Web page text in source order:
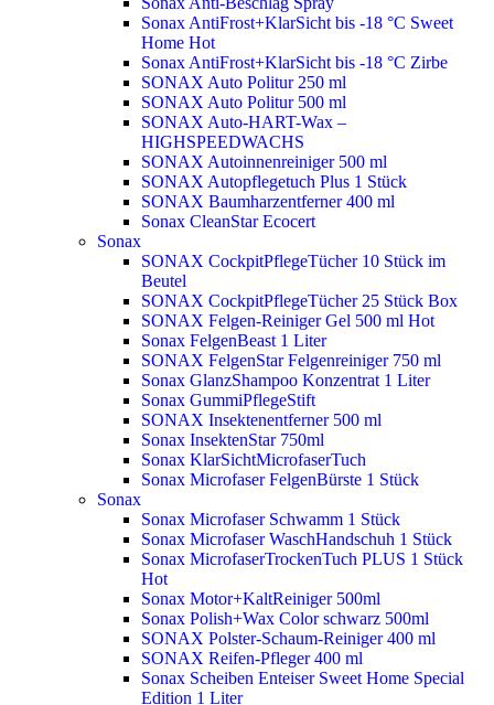
Sonax AntiFrost+KlarSicht bis -18 °C Sweet
Home Hot
Sonax AntiFrost+KlarSicht bis -18 °C Zirbe
SONAX Auto Politur 250 ml
SONAX Auto Politur 500 ml
SONAX Auto-HART-Wax –
HIGHSPEEDWACHS
SONAX Autoinnenreiniger 500 ml
SONAX Autopflegetuch Plus 1 Stück
SONAX Baumharzentferner 400 ml
Sonax CleanStar Ecocert
Sonax
SONAX CockpitPflegeTücher 10 Stück im
Beutel
SONAX CockpitPflegeTücher 25 Stück Box
SONAX Felgen-Reiniger Gel 500 ml Hot
Sonax FelgenBeast 1 Liter
SONAX FelgenStar Felgenreiniger 750 ml
Sonax GlanzShampoo Konzentrat 1 Liter
Sonax GummiPflegeStift
SONAX Insektenentferner 500 ml
Sonax InsektenStar 750ml
Sonax KlarSichtMicrofaserTuch
Sonax Microfaser FelgenBürste 1 Stück
Sonax
Sonax Microfaser Schwamm 1 Stück
Sonax Microfaser WaschHandschuh 1 Stück
Sonax MicrofaserTrockenTuch PLUS 1 Stück
Hot
Sonax Motor+KaltReiniger 500ml
Sonax Polish+Wax Color schwarz 500ml
SONAX Polster-Schaum-Reiniger 400 ml
SONAX Reifen-Pfleger 400 ml
Sonax Scheiben Enteiser Sweet Home Special
Edition 1 Liter